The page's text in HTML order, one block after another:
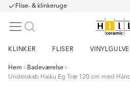
Flise- & klinkeruge
KLINKER FLISER VINYLGULVE
Hem
Badeværelse
Underskab Haiku Eg Træ 120 cm med